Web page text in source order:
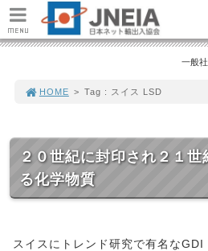
一般
HOME > Tag : スイス LSD
２０世紀に封印され２１
る化学物質
スイスにトレンド研究で有名な
MENU